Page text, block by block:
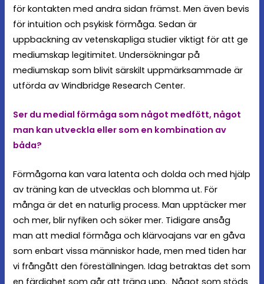
för kontakten med andra sidan främst. Men även bevis
för intuition och psykisk förmåga. Sedan är
uppbackning av vetenskapliga studier viktigt för att ge
mediumskap legitimitet. Undersökningar på
mediumskap som blivit särskilt uppmärksammade är
utförda av Windbridge Research Center.
Ser du medial förmåga som något medfött, något
man kan utveckla eller som en kombination av
båda?
Förmågorna kan vara latenta och dolda och med hjälp
av träning kan de utvecklas och blomma ut. För
många är det en naturlig process. Man upptäcker mer
och mer, blir nyfiken och söker mer. Tidigare ansåg
man att medial förmåga och klärvoajans var en gåva
som enbart vissa människor hade, men med tiden har
vi frångått den föreställningen. Idag betraktas det som